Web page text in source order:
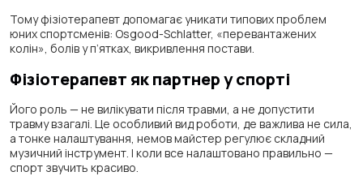
Тому фізіотерапевт допомагає уникати типових проблем
юних спортсменів: Osgood-Schlatter, «перевантажених
колін», болів у п’ятках, викривлення постави.
Фізіотерапевт як партнер у спорті
Його роль — не вилікувати після травми, а не допустити
травму взагалі. Це особливий вид роботи, де важлива не сила,
а тонке налаштування, немов майстер регулює складний
музичний інструмент. І коли все налаштовано правильно —
спорт звучить красиво.